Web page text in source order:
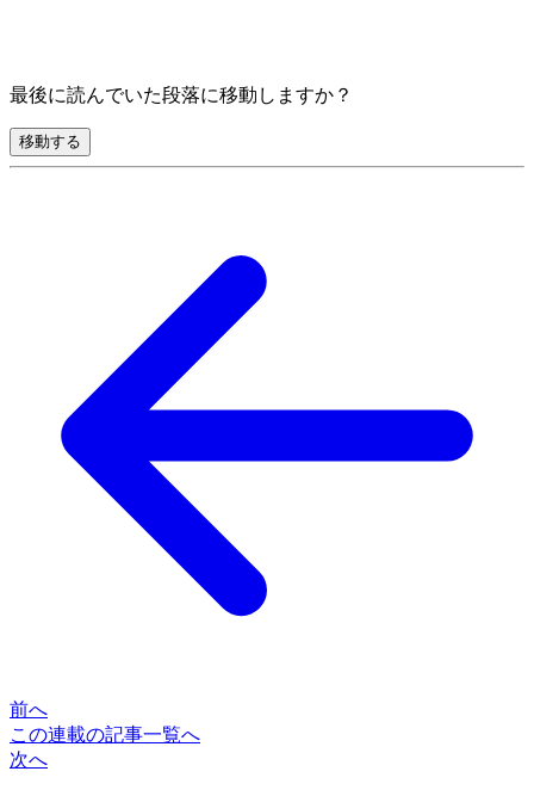
最後に読んでいた段落に移動しますか？
移動する
前へ
この連載の記事一覧へ
次へ